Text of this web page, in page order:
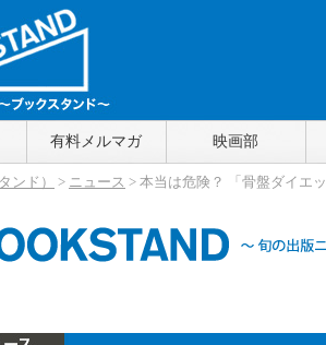
スタンド）
ま話～
有料メルマガ 映画部
ンド） > ニュース > 本当は危険？ 「骨盤ダイエ